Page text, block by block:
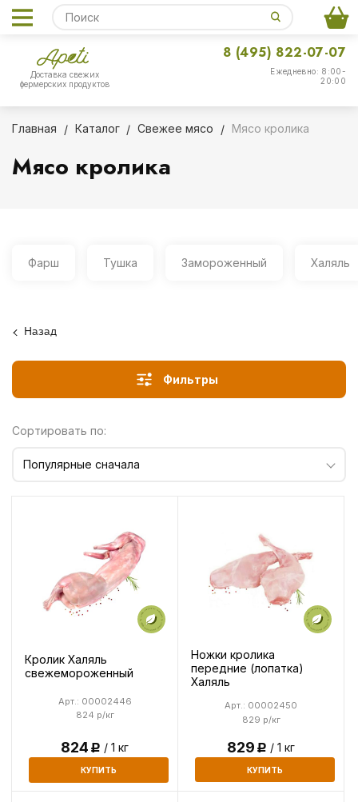
Доставка свежих
фермерских продуктов
Ежедневно: 8:00-
20:00
8 (495) 822-07-07
Главная Каталог Свежее мясо Мясо кролика
Мясо кролика
Фарш Тушка Замороженный Халяль
Назад
Фильтры
Сортировать по:
Популярные сначала
Кролик Халяль
свежемороженный
824 р/кг
Арт.: 00002446
824Р / 1 кг
КУПИТЬ
Ножки кролика
передние (лопатка)
Халяль
829 р/кг
Арт.: 00002450
829Р / 1 кг
КУПИТЬ